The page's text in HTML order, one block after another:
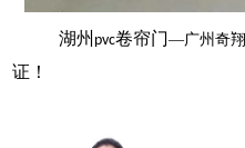
湖州 pvc卷帘门—广州奇翔
证！